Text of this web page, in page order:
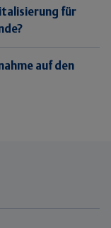
für
auf den